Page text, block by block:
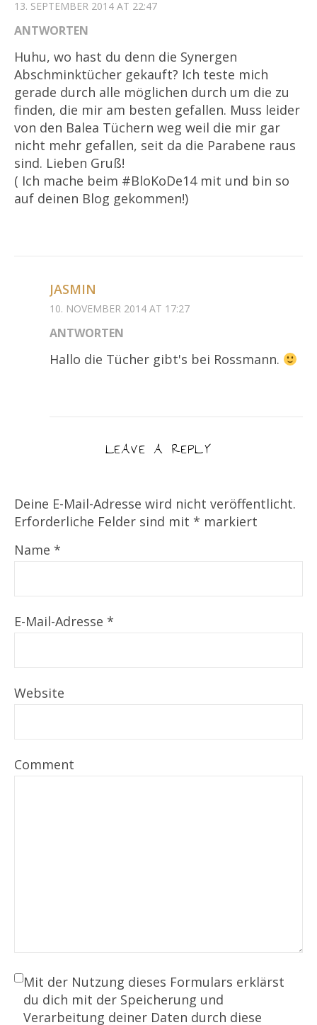
13. SEPTEMBER 2014 AT 22:47
ANTWORTEN
Huhu, wo hast du denn die Synergen
Abschminktücher gekauft? Ich teste mich
gerade durch alle möglichen durch um die zu
finden, die mir am besten gefallen. Muss leider
von den Balea Tüchern weg weil die mir gar
nicht mehr gefallen, seit da die Parabene raus
sind. Lieben Gruß!
( Ich mache beim ‪#‎BloKoDe14 mit und bin so
auf deinen Blog gekommen!)
JASMIN
10. NOVEMBER 2014 AT 17:27
ANTWORTEN
Hallo die Tücher gibt's bei Rossmann.
LEAVE A REPLY
Deine E-Mail-Adresse wird nicht veröffentlicht.
Erforderliche Felder sind mit * markiert
Name *
E-Mail-Adresse *
Website
Comment
Mit der Nutzung dieses Formulars erklärst
du dich mit der Speicherung und
Verarbeitung deiner Daten durch diese